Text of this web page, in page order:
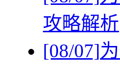
攻略解析
[08/07]